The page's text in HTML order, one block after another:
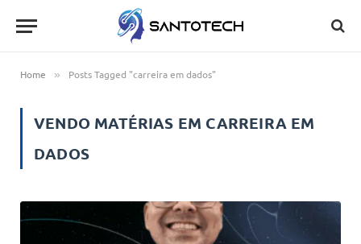
Home » Posts Tagged "carreira em dados"
VENDO MATÉRIAS EM CARREIRA EM
DADOS